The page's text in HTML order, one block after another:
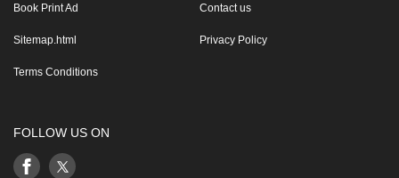
Book Print Ad Contact us
Sitemap.html Privacy Policy
Terms Conditions
FOLLOW US ON